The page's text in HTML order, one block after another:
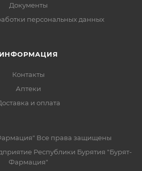
Документы
персональных данных
ИНФОРМАЦИЯ
Контакты
Аптеки
и оплата
Все права защищены
Республики Бурятия "Бурят-
Фармация"